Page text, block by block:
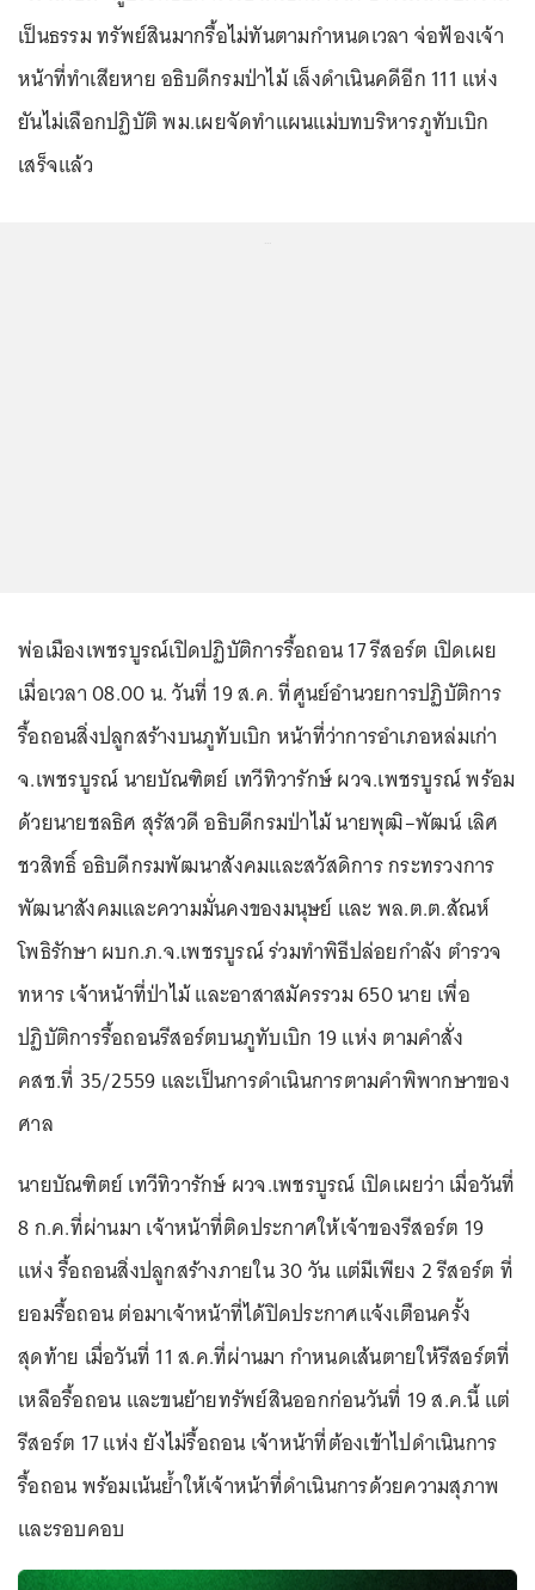
เป็นธรรม ทรัพย์สินมากรื้อไม่ทันตามกำหนดเวลา จ่อฟ้องเจ้า
หน้าที่ทำเสียหาย อธิบดีกรมป่าไม้ เล็งดำเนินคดีอีก 111 แห่ง
ยันไม่เลือกปฏิบัติ พม.เผยจัดทำแผนแม่บทบริหารภูทับเบิก
เสร็จแล้ว
พ่อเมืองเพชรบูรณ์เปิดปฏิบัติการรื้อถอน 17 รีสอร์ต เปิดเผย
เมื่อเวลา 08.00 น. วันที่ 19 ส.ค. ที่ศูนย์อำนวยการปฏิบัติการ
รื้อถอนสิ่งปลูกสร้างบนภูทับเบิก หน้าที่ว่าการอำเภอหล่มเก่า
จ.เพชรบูรณ์ นายบัณฑิตย์ เทวีทิวารักษ์ ผวจ.เพชรบูรณ์ พร้อม
ด้วยนายชลธิศ สุรัสวดี อธิบดีกรมป่าไม้ นายพุฒิ–พัฒน์ เลิศ
ชวสิทธิ์ อธิบดีกรมพัฒนาสังคมและสวัสดิการ กระทรวงการ
พัฒนาสังคมและความมั่นคงของมนุษย์ และ พล.ต.ต.สัณห์
โพธิรักษา ผบก.ภ.จ.เพชรบูรณ์ ร่วมทำพิธีปล่อยกำลัง ตำรวจ
ทหาร เจ้าหน้าที่ป่าไม้ และอาสาสมัครรวม 650 นาย เพื่อ
ปฏิบัติการรื้อถอนรีสอร์ตบนภูทับเบิก 19 แห่ง ตามคำสั่ง
คสช.ที่ 35/2559 และเป็นการดำเนินการตามคำพิพากษาของ
ศาล
นายบัณฑิตย์ เทวีทิวารักษ์ ผวจ.เพชรบูรณ์ เปิดเผยว่า เมื่อวันที่
8 ก.ค.ที่ผ่านมา เจ้าหน้าที่ติดประกาศให้เจ้าของรีสอร์ต 19
แห่ง รื้อถอนสิ่งปลูกสร้างภายใน 30 วัน แต่มีเพียง 2 รีสอร์ต ที่
ยอมรื้อถอน ต่อมาเจ้าหน้าที่ได้ปิดประกาศแจ้งเตือนครั้ง
สุดท้าย เมื่อวันที่ 11 ส.ค.ที่ผ่านมา กำหนดเส้นตายให้รีสอร์ตที่
เหลือรื้อถอน และขนย้ายทรัพย์สินออกก่อนวันที่ 19 ส.ค.นี้ แต่
รีสอร์ต 17 แห่ง ยังไม่รื้อถอน เจ้าหน้าที่ต้องเข้าไปดำเนินการ
รื้อถอน พร้อมเน้นย้ำให้เจ้าหน้าที่ดำเนินการด้วยความสุภาพ
และรอบคอบ